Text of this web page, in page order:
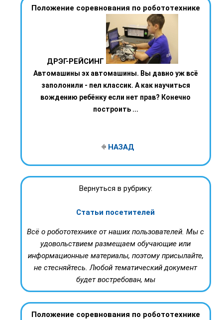
Положение соревнования по робототехнике
ДРЭГ-РЕЙСИНГ
Автомашины эх автомашины. Вы давно уж всё
заполонили - пел классик. А как научиться
вождению ребёнку если нет прав? Конечно
построить ...
НАЗАД
Вернуться в рубрику:
Статьи посетителей
Всё о робототехнике от наших пользователей. Мы с
удовольствием размещаем обучающие или
информационные материалы, поэтому присылайте,
не стесняйтесь. Любой тематический документ
будет востребован, мы
Положение соревнования по робототехнике